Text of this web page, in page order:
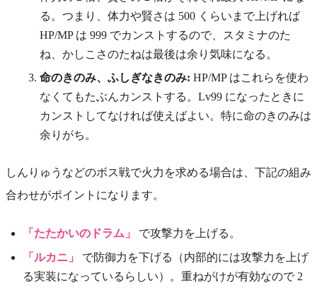
る。つまり、体力や賢さは 500 くらいまで上げれば
HP/MP は 999 でカンストするので、スタミナのた
ね、かしこさのたねは最後は余り気味になる。
命のきのみ、ふしぎなきのみ: HP/MP はこれらを使わ
なくてもたぶんカンストする。Lv99 になったときに
カンストしてなければ使えばよい。特に命のきのみは
余りがち。
しんりゅうなどのボス戦で火力を求める場合は、下記の組み
合わせがポイントになります。
「たたかいのドラム」
で攻撃力を上げる。
「ルカニ」
で防御力を下げる（内部的には攻撃力を上げ
る実装になっているらしい）。重ねがけが有効なので 2